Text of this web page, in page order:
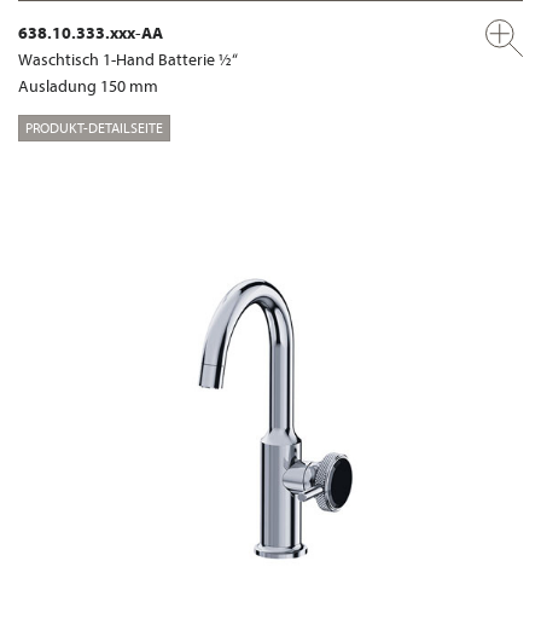
638.10.333.xxx-AA
Waschtisch 1-Hand Batterie ½“
Ausladung 150 mm
PRODUKT-DETAILSEITE